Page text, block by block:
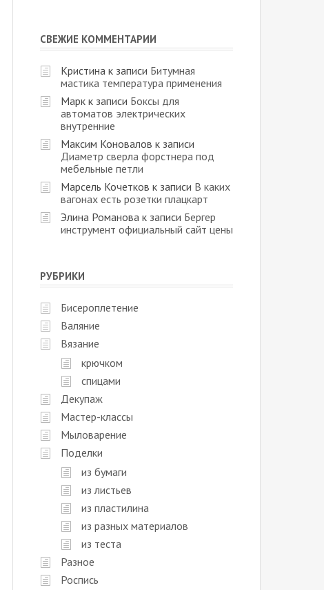
СВЕЖИЕ КОММЕНТАРИИ
Кристина к записи Битумная
мастика температура применения
Марк к записи Боксы для
автоматов электрических
внутренние
Максим Коновалов к записи
Диаметр сверла форстнера под
мебельные петли
Марсель Кочетков к записи В каких
вагонах есть розетки плацкарт
Элина Романова к записи Бергер
инструмент официальный сайт цены
РУБРИКИ
Бисероплетение
Валяние
Вязание
крючком
спицами
Декупаж
Мастер-классы
Мыловарение
Поделки
из бумаги
из листьев
из пластилина
из разных материалов
из теста
Разное
Роспись